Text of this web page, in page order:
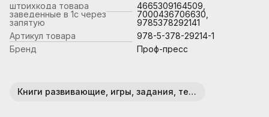
штрихкода товара
заведенные в 1с через
запятую
4665309164509,
7000436706630,
9785378292141
Артикул товара
978-5-378-29214-1
Бренд
Проф-пресс
Книги развивающие, игры, задания, тесты